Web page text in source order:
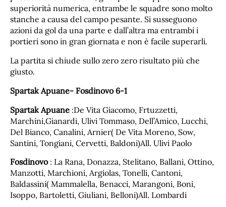
superiorità numerica, entrambe le squadre sono molto
stanche a causa del campo pesante. Si susseguono
azioni da gol da una parte e dall’altra ma entrambi i
portieri sono in gran giornata e non è facile superarli.
La partita si chiude sullo zero zero risultato più che
giusto.
Spartak Apuane- Fosdinovo 6-1
Spartak Apuane :De Vita Giacomo, Frtuzzetti,
Marchini,Gianardi, Ulivi Tommaso, Dell’Amico, Lucchi,
Del Bianco, Canalini, Arnier( De Vita Moreno, Sow,
Santini, Tongiani, Cervetti, Baldoni)All. Ulivi Paolo
Fosdinovo: La Rana, Donazza, Stelitano, Ballani, Ottino,
Manzotti, Marchioni, Argiolas, Tonelli, Cantoni,
Baldassini( Mammalella, Benacci, Marangoni, Boni,
Isoppo, Bartoletti, Giuliani, Belloni)All. Lombardi